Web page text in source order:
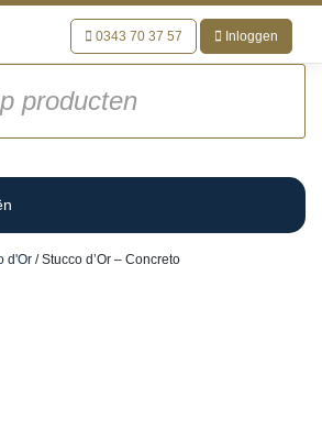
0343 70 37 57 Inloggen
d'Or / Stucco d’Or – Concreto